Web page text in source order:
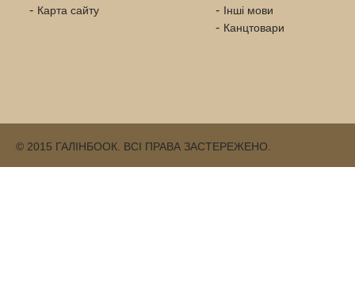
Карта сайту
Інші мови
Канцтовари
© 2015 ГАЛІНБООК. ВСІ ПРАВА ЗАСТЕРЕЖЕНО.